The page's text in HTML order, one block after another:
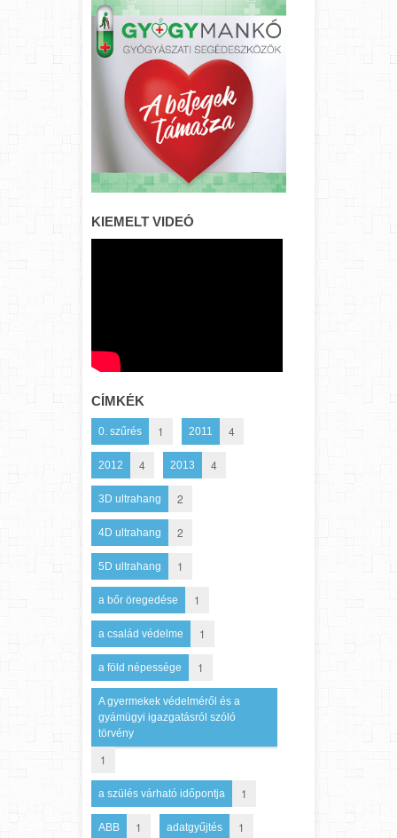
KIEMELT VIDEÓ
CÍMKÉK
0. szűrés 1 2011 4
2012 4 2013 4
3D ultrahang 2
4D ultrahang 2
5D ultrahang 1
a bőr öregedése 1
a család védelme 1
a föld népessége 1
A gyermekek védelméről és a
gyámügyi igazgatásról szóló
törvény
1
a szülés várható időpontja 1
ABB 1 adatgyűjtés 1